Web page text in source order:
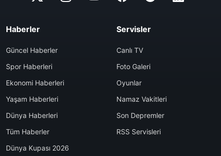
Haberler
Güncel Haberler
Spor Haberleri
Ekonomi Haberleri
Yaşam Haberleri
Dünya Haberleri
Tüm Haberler
Dünya Kupası 2026
Servisler
Canlı TV
Foto Galeri
Oyunlar
Namaz Vakitleri
Son Depremler
RSS Servisleri